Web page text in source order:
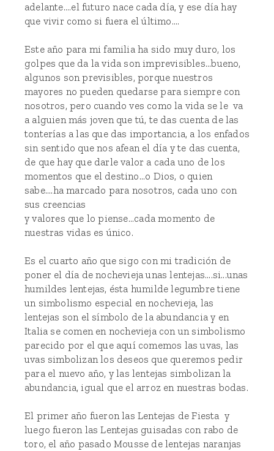
adelante....el futuro nace cada día, y ese día hay
que vivir como si fuera el último....
Este año para mi familia ha sido muy duro, los
golpes que da la vida son imprevisibles...bueno,
algunos son previsibles, porque nuestros
mayores no pueden quedarse para siempre con
nosotros, pero cuando ves como la vida se le va
a alguien más joven que tú, te das cuenta de las
tonterías a las que das importancia, a los enfados
sin sentido que nos afean el día y te das cuenta,
de que hay que darle valor a cada uno de los
momentos que el destino...o Dios, o quien
sabe....ha marcado para nosotros, cada uno con
sus creencias
y valores que lo piense...cada momento de
nuestras vidas es único.
Es el cuarto año que sigo con mi tradición de
poner el día de nochevieja unas lentejas....si...unas
humildes lentejas, ésta humilde legumbre tiene
un simbolismo especial en nochevieja, las
lentejas son el símbolo de la abundancia y en
Italia se comen en nochevieja con un simbolismo
parecido por el que aquí comemos las uvas, las
uvas simbolizan los deseos que queremos pedir
para el nuevo año, y las lentejas simbolizan la
abundancia, igual que el arroz en nuestras bodas.
El primer año fueron las Lentejas de Fiesta y
luego fueron lasLentejas guisadas con rabo de
toro, el año pasadoMousse de lentejas naranjas